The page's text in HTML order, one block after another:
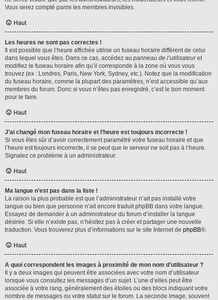
Vous serez compté parmi les membres invisibles.
Haut
Les heures ne sont pas correctes !
Il est possible que l’heure affichée utilise un fuseau horaire différent de celui
dans lequel vous êtes. Dans ce cas, accédez au panneau de l’utilisateuret
modifiez le fuseau horaire afin qu’il corresponde à la zone où vous vous
trouvez (ex : Londres, Paris, New York, Sydney, etc.). Notez que la modification
du fuseau horaire, comme la plupart des paramètres, n’est accessible qu’aux
membres du forum. Donc si vous n’êtes pas enregistré, c’est le bon moment
pour le faire.
Haut
J’ai changé mon fuseau horaire et l’heure est toujours incorrecte !
Si vous êtes sûr d’avoir correctement paramétré votre fuseau horaire et que
l’heure est toujours incorrecte, il se peut que le serveur ne soit pas à l’heure.
Signalez ce problème à un administrateur.
Haut
Ma langue n’est pas dans la liste !
La raison la plus probable est que l’administrateur n’ait pas installé votre
langue ou bien que personne n’ait encore traduit phpBB dans votre langue.
Essayez de demander à un administrateur du forum d’installer la langue
désirée. Si elle n’existe pas, n’hésitez pas à créer et partager une nouvelle
traduction. Vous trouverez plus d’informations sur le site Internet de phpBB®.
Haut
A quoi correspondent les images à proximité de mon nom d’utilisateur ?
Il y a deux images qui peuvent être associées avec votre nom d’utilisateur
lorsque vous consultez les messages d’un sujet. L’une d’elles peut être
associée à votre rang, généralement des étoiles ou des blocs indiquant votre
nombre de messages ou votre statut sur le forum. La seconde image, souvent